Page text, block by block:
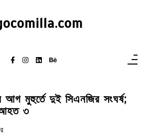
আগ মুহুর্তে দুই সিএনজির সংঘর্ষ;
৩